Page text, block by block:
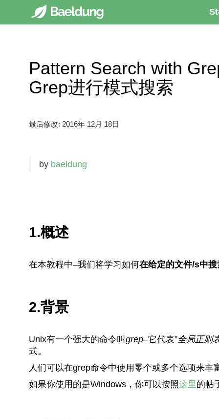
Pattern Search with
Grep进行模式搜索
最后修改: 2016年 12月 18日
by baeldung
1.概述
在本教程中–我们将学习如何在给定的文件/s中
2.背景
Unix有一个强大的命令叫 grep–它代表”全局正则
式。
人们可以在grep命令中使用零个或多个选项来
如果你使用的是Windows，你可以按照这里的帖